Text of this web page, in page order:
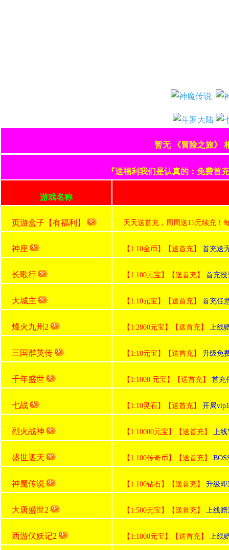
暂无 《冒险之旅》
『送福利我们是认真的：免费首
游戏名称
页游盒子【有福利】 天天送首充，周周送15元续充！
神座 【1:10金币】【送首充】 首充送
长歌行 【1:100元宝】【送首充】 首充
大城主 【1:10元宝】【送首充】 首充任
烽火九州2 【1:2000元宝】【送首充】 上线
三国群英传 【1:10元宝】【送首充】 升级免
千年盛世 【1:1000 元宝】【送首充】 首充
七战 【1:10灵石】【送首充】 开局
烈火战神 【1:10000元宝】【送首充】 上线
盛世遮天 【1:100传奇币】【送首充】
神魔传说 【1:100钻石】【送首充】 升级即
大唐盛世2 【1:500元宝】【送首充】 上线赠
西游伏妖记2 【1:1000元宝】【送首充】 上线